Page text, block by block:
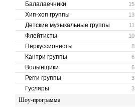
15
Балалаечники
13
Хип-хоп группы
11
Детские музыкальные группы
10
Флейтисты
8
Перкуссионисты
6
Кантри группы
6
Волынщики
3
Регги группы
3
Гусляры
Шоу-программа